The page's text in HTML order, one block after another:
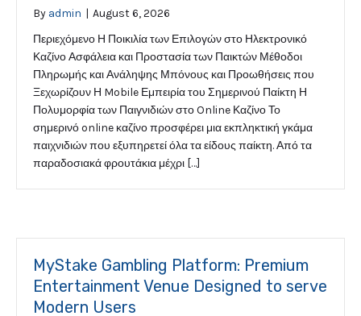
By admin | August 6, 2026
Περιεχόμενο Η Ποικιλία των Επιλογών στο Ηλεκτρονικό
Καζίνο Ασφάλεια και Προστασία των Παικτών Μέθοδοι
Πληρωμής και Ανάληψης Μπόνους και Προωθήσεις που
Ξεχωρίζουν Η Mobile Εμπειρία του Σημερινού Παίκτη Η
Πολυμορφία των Παιγνιδιών στο Online Καζίνο Το
σημερινό online καζίνο προσφέρει μια εκπληκτική γκάμα
παιχνιδιών που εξυπηρετεί όλα τα είδους παίκτη. Από τα
παραδοσιακά φρουτάκια μέχρι […]
MyStake Gambling Platform: Premium
Entertainment Venue Designed to serve
Modern Users